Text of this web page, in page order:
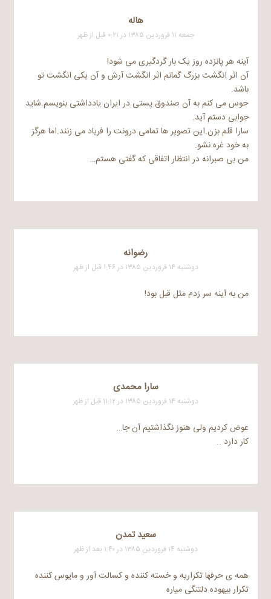
هاله
جمعه ۱۱ فروردین ۱۳۸۵ در ۰:۲۱ قبل از ظهر
آینه هر پانزده روز یک بار گردگیری می شود!
آن اثر انگشت بزرگ گمانم اثر انگشت آرش و آن یکی انگشت تو
باشد.
حوس می کنم به آن صندوق پستی در ایران یادداشتی بنویسم.شاید
جوابی دستم آید.
سارا قلم بزن.این تصویر ها تمامی درونت را فریاد می زنند.اما هرگز
به خود غره نشو.
من بی صبرانه در انتظار اتفاقی که گفتی هستم…
رضوانه
دوشنبه ۱۴ فروردین ۱۳۸۵ در ۱:۴۶ قبل از ظهر
من به آینه سر زدم مثل قبل بود!
سارا محمدی
دوشنبه ۱۴ فروردین ۱۳۸۵ در ۱۱:۱۲ قبل از ظهر
عوض کردیم ولی هنوز نگذاشتیم آن جا…
کار دارد ..
سعيد تمدن
دوشنبه ۱۴ فروردین ۱۳۸۵ در ۱:۴۰ بعد از ظهر
همه ی حرفها تکراریه و خسته کننده و کسالت آور و مایوس کننده
تکرار بیهوده دلتنگی میاره